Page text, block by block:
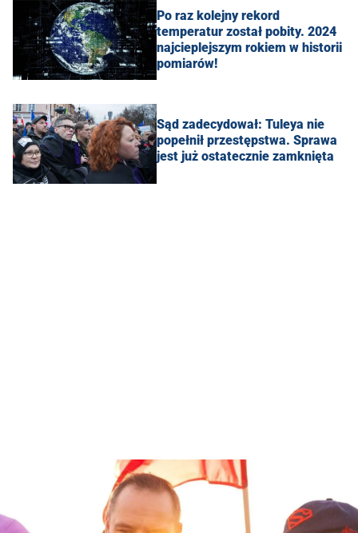
Po raz kolejny rekord
temperatur został pobity. 2024
najcieplejszym rokiem w historii
pomiarów!
Sąd zadecydował: Tuleya nie
popełnił przestępstwa. Sprawa
jest już ostatecznie zamknięta